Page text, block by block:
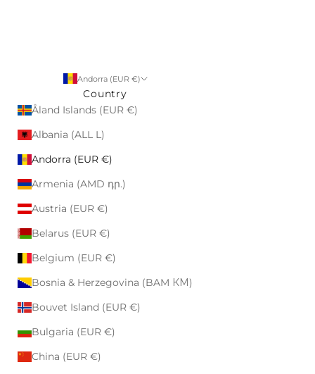
Andorra (EUR €)
Country
Åland Islands (EUR €)
Albania (ALL L)
Andorra (EUR €)
Armenia (AMD դր.)
Austria (EUR €)
Belarus (EUR €)
Belgium (EUR €)
Bosnia & Herzegovina (BAM КМ)
Bouvet Island (EUR €)
Bulgaria (EUR €)
China (EUR €)